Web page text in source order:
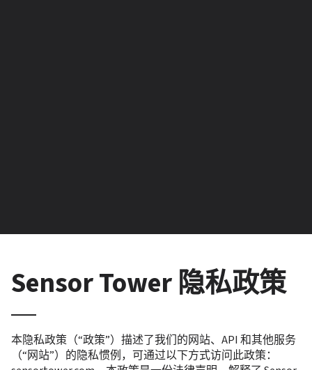
Sensor Tower 隐私政策
本隐私政策（“政策”）描述了我们的网站、API 和其他服务
（“网站”）的隐私惯例，可通过以下方式访问此政策：